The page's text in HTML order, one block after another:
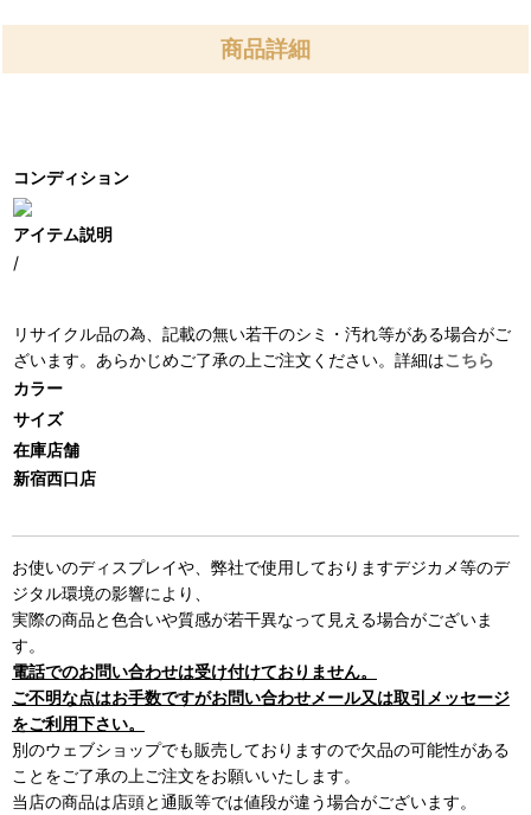
商品詳細
コンディション
アイテム説明
/
リサイクル品の為、記載の無い若干のシミ・汚れ等がある場合がご
ざいます。あらかじめご了承の上ご注文ください。詳細はこちら
カラー
サイズ
在庫店舗
新宿西口店
お使いのディスプレイや、弊社で使用しておりますデジカメ等のデ
ジタル環境の影響により、
実際の商品と色合いや質感が若干異なって見える場合がございま
す。
電話でのお問い合わせは受け付けておりません。
ご不明な点はお手数ですがお問い合わせメール又は取引メッセージ
をご利用下さい。
別のウェブショップでも販売しておりますので欠品の可能性がある
ことをご了承の上ご注文をお願いいたします。
当店の商品は店頭と通販等では値段が違う場合がございます。